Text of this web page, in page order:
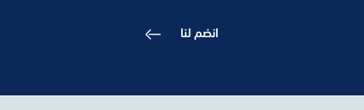
انضم لنا